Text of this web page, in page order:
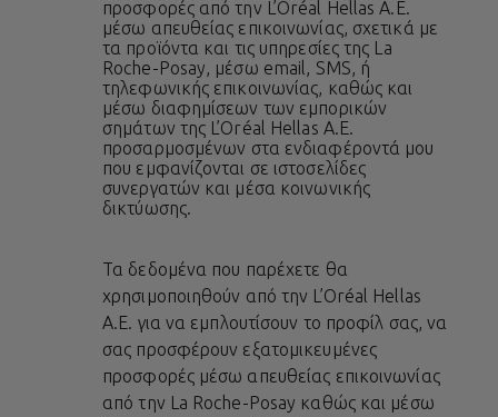
προσφορές από την L’Oréal Hellas A.E.
μέσω απευθείας επικοινωνίας, σχετικά με
τα προϊόντα και τις υπηρεσίες της La
Roche-Posay, μέσω email, SMS, ή
τηλεφωνικής επικοινωνίας, καθώς και
μέσω διαφημίσεων των εμπορικών
σημάτων της L’Oréal Hellas A.E.
προσαρμοσμένων στα ενδιαφέροντά μου
που εμφανίζονται σε ιστοσελίδες
συνεργατών και μέσα κοινωνικής
δικτύωσης.
Τα δεδομένα που παρέχετε θα
χρησιμοποιηθούν από την L’Oréal Hellas
A.E. για να εμπλουτίσουν το προφίλ σας, να
σας προσφέρουν εξατομικευμένες
προσφορές μέσω απευθείας επικοινωνίας
από την La Roche-Posay καθώς και μέσω